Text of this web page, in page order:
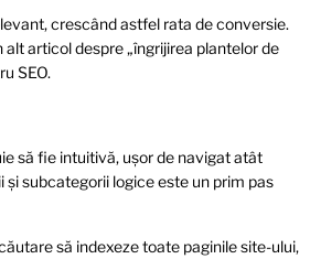
crescând astfel rata de conversie.
articol despre „îngrijirea plantelor de
SEO.
să fie intuitivă, ușor de navigat atât
subcategorii logice este un prim pas
să indexeze toate paginile site-ului,